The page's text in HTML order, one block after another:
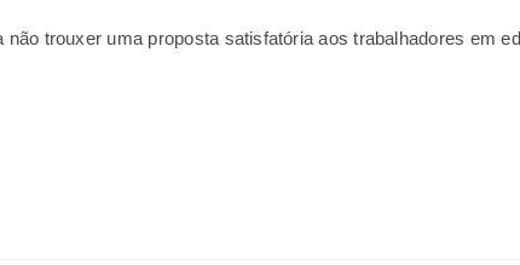
trouxer uma proposta satisfatória aos trabalhadores em